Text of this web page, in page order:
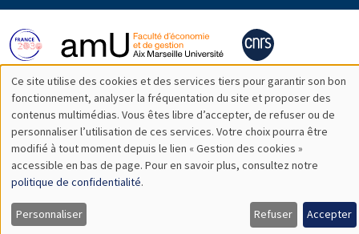
Utilisation
des
données
personnelles
et
Ce site utilise des cookies et des services tiers pour garantir son bon
fonctionnement, analyser la fréquentation du site et proposer des
contenus multimédias. Vous êtes libre d’accepter, de refuser ou de
personnaliser l’utilisation de ces services. Votre choix pourra être
modifié à tout moment depuis le lien « Gestion des cookies »
accessible en bas de page. Pour en savoir plus, consultez notre
politique de confidentialité.
Personnaliser Refuser Accepter